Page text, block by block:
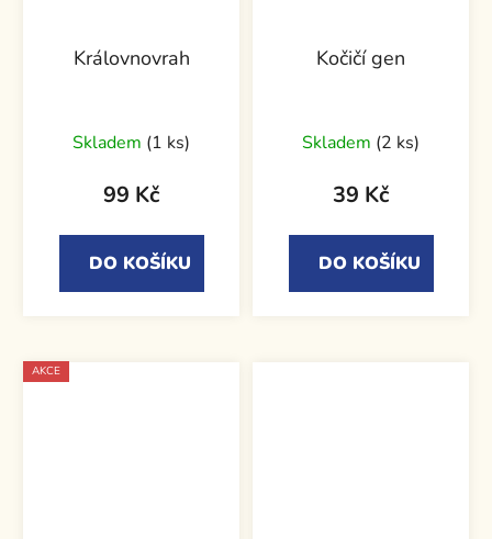
Královnovrah
Skladem (1 ks)
99 Kč
DO KOŠÍKU
Kočičí gen
Skladem (2 ks)
39 Kč
DO KOŠÍKU
AKCE